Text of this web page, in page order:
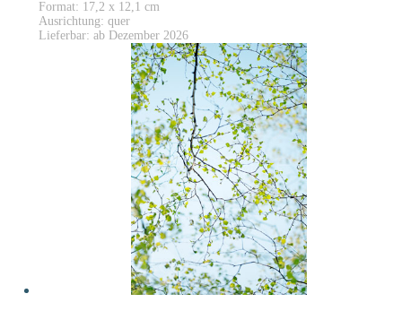
Format: 17,2 x 12,1 cm
Ausrichtung: quer
Lieferbar: ab Dezember 2026